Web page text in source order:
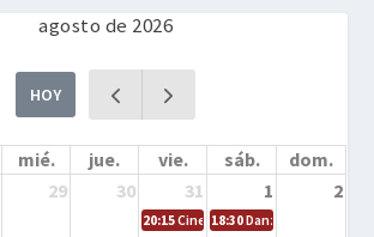
agosto de 2026
HOY
mié. jue. vie. sáb.
dom.
29 30 31 1 2
20:15Cine en la calle – Cómo
18:30Danza – Cita en el